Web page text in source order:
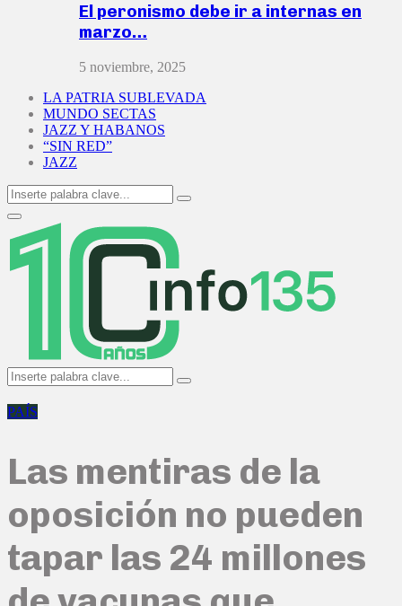
El peronismo debe ir a internas en
marzo…
5 noviembre, 2025
LA PATRIA SUBLEVADA
MUNDO SECTAS
JAZZ Y HABANOS
“SIN RED”
JAZZ
Search
for:
Search
Primary
Menu
Search
for:
Search
PAÍS
Las mentiras de la
oposición no pueden
tapar las 24 millones